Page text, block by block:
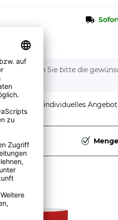
Wählen Sie bitte die
stellen und individuelles